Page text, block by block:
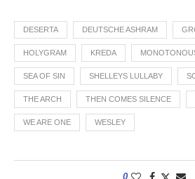
DESERTA DEUTSCHE ASHRAM
HOLYGRAM KREDA
SEA OF SIN SHELLEYS LULLABY
THE ARCH THEN COMES SILENCE
WE ARE ONE WESLEY
0